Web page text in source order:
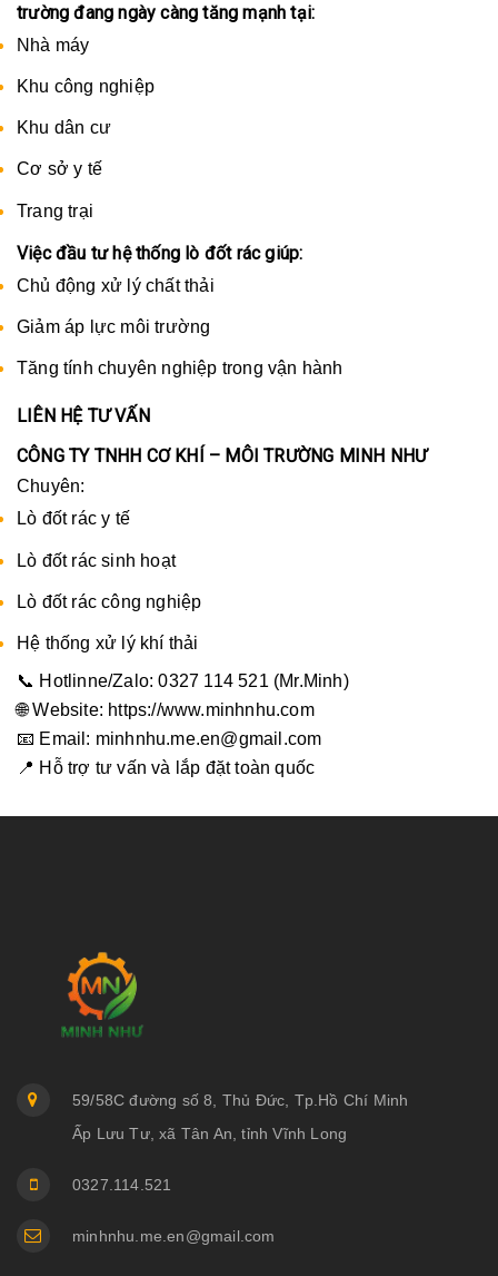
trường đang ngày càng tăng mạnh tại:
Nhà máy
Khu công nghiệp
Khu dân cư
Cơ sở y tế
Trang trại
Việc đầu tư hệ thống lò đốt rác giúp:
Chủ động xử lý chất thải
Giảm áp lực môi trường
Tăng tính chuyên nghiệp trong vận hành
LIÊN HỆ TƯ VẤN
CÔNG TY TNHH CƠ KHÍ – MÔI TRƯỜNG MINH NHƯ
Chuyên:
Lò đốt rác y tế
Lò đốt rác sinh hoạt
Lò đốt rác công nghiệp
Hệ thống xử lý khí thải
📞 Hotlinne/Zalo: 0327 114 521 (Mr.Minh)
🌐 Website: https://www.minhnhu.com
📧 Email: minhnhu.me.en@gmail.com
📍 Hỗ trợ tư vấn và lắp đặt toàn quốc
59/58C đường số 8, Thủ Đức, Tp.Hồ Chí Minh
Ấp Lưu Tư, xã Tân An, tỉnh Vĩnh Long
0327.114.521
minhnhu.me.en@gmail.com